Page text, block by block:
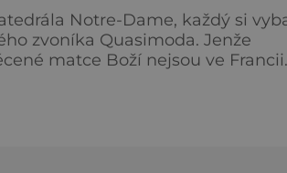
Notre-Dame, každý si
zvoníka Quasimoda. Jenže
matce Boží nejsou ve Francii
stejnojmennou katedrálou,